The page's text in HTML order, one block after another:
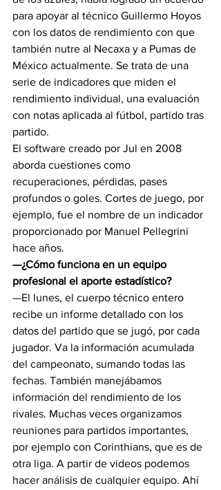
para apoyar al técnico Guillermo Hoyos
con los datos de rendimiento con que
también nutre al Necaxa y a Pumas de
México actualmente. Se trata de una
serie de indicadores que miden el
rendimiento individual, una evaluación
con notas aplicada al fútbol, partido tras
partido.
El software creado por Jul en 2008
aborda cuestiones como
recuperaciones, pérdidas, pases
profundos o goles. Cortes de juego, por
ejemplo, fue el nombre de un indicador
proporcionado por Manuel Pellegrini
hace años.
—¿Cómo funciona en un equipo
profesional el aporte estadístico?
—El lunes, el cuerpo técnico entero
recibe un informe detallado con los
datos del partido que se jugó, por cada
jugador. Va la información acumulada
del campeonato, sumando todas las
fechas. También manejábamos
información del rendimiento de los
rivales. Muchas veces organizamos
reuniones para partidos importantes,
por ejemplo con Corinthians, que es de
otra liga. A partir de videos podemos
hacer análisis de cualquier equipo. Ahí